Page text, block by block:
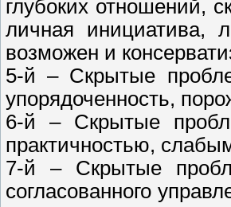
глубоких отношений,
личная инициатива,
возможен и
5-й – Скрытые
упорядоченность,
6-й – Скрытые
практичностью,
7-й – Скрытые
согласованного